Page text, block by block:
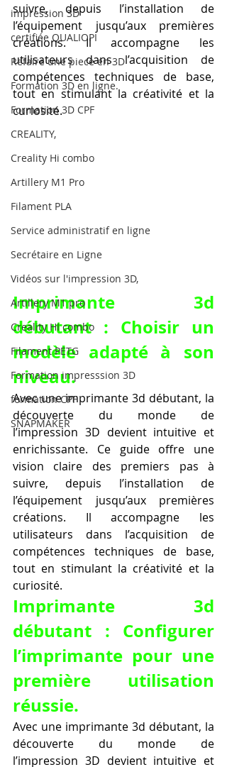
impression 3D
certifiée QUALIOPI
Refaire une piece en 3D
Formation 3D en ligne.
Formation 3D CPF
CREALITY,
Creality Hi combo
Artillery M1 Pro
Filament PLA
Service administratif en ligne
Secrétaire en Ligne
Vidéos sur l'impression 3D,
Artillery M1 pro
Creality HI combo
Filament PETG
Formation impresssion 3D
formation CPF
SNAPMAKER
suivre, depuis l’installation de
l’équipement jusqu’aux premières
créations. Il accompagne les
utilisateurs dans l’acquisition de
compétences techniques de base,
tout en stimulant la créativité et la
curiosité.
Imprimante 3d
débutant : Choisir un
modèle adapté à son
niveau.
Avec une imprimante 3d débutant, la
découverte du monde de
l’impression 3D devient intuitive et
enrichissante. Ce guide offre une
vision claire des premiers pas à
suivre, depuis l’installation de
l’équipement jusqu’aux premières
créations. Il accompagne les
utilisateurs dans l’acquisition de
compétences techniques de base,
tout en stimulant la créativité et la
curiosité.
Imprimante 3d
débutant : Configurer
l’imprimante pour une
première utilisation
réussie.
Avec une imprimante 3d débutant, la
découverte du monde de
l’impression 3D devient intuitive et